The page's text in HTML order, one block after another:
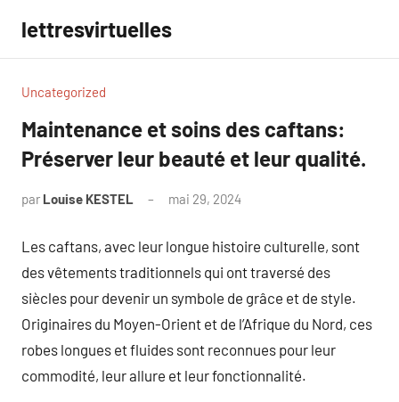
contenu
lettresvirtuelles
Uncategorized
Maintenance et soins des caftans:
Préserver leur beauté et leur qualité.
par Louise KESTEL mai 29, 2024
Les caftans, avec leur longue histoire culturelle, sont
des vêtements traditionnels qui ont traversé des
siècles pour devenir un symbole de grâce et de style.
Originaires du Moyen-Orient et de l’Afrique du Nord, ces
robes longues et fluides sont reconnues pour leur
commodité, leur allure et leur fonctionnalité.